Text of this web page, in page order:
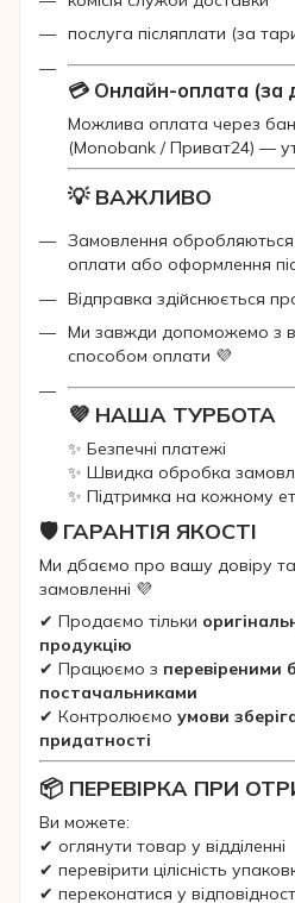
послуга післяплати (за
💳 Онлайн-оплата (за
Можлива оплата через
(Monobank / Приват24) —
💡 ВАЖЛИВО
Замовлення обробляються
оплати або оформлення
Відправка здійснюється
Ми завжди допоможемо з
способом оплати 💜
💜 НАША ТУРБОТА
✨ Безпечні платежі
✨ Швидка обробка
✨ Підтримка на кожному
🛡 ГАРАНТІЯ ЯКОСТІ
Ми дбаємо про вашу довіру
замовленні 💜
✔ Продаємо тільки
продукцію
✔ Працюємо з перевіреними
постачальниками
✔ Контролюємо умови
придатності
📦 ПЕРЕВІРКА ПРИ
Ви можете:
✔ оглянути товар у відділенні
✔ перевірити цілісність
✔ переконатися у